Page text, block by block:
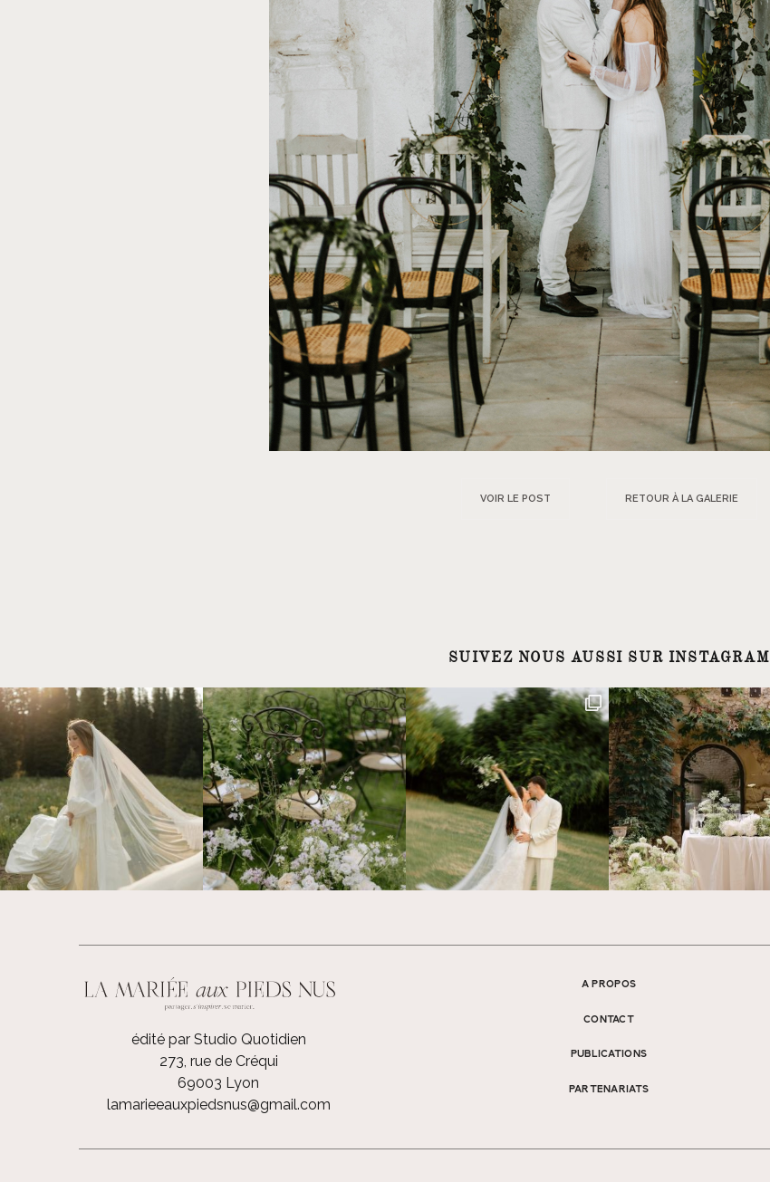
VOIR LE POST RETOUR À LA GALERIE
SUIVEZ NOUS AUSSI SUR INSTAGRAM
édité par Studio Quotidien
273, rue de Créqui
69003 Lyon
lamarieeauxpiedsnus@gmail.com
A PROPOS
CONTACT
PUBLICATIONS
PARTENARIATS